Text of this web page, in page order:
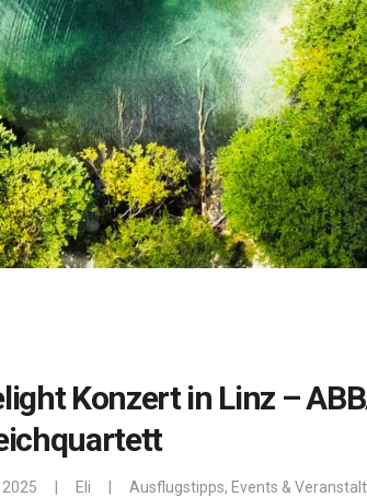
Konzert in Linz –
Eli Ausflugstipps, Events &